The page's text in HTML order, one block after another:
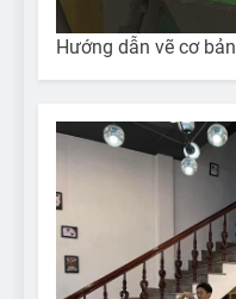
Hướng dẫn vẽ cơ bản